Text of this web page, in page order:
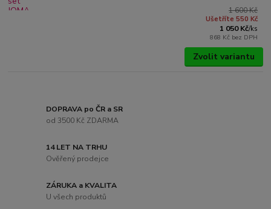
1 600 Kč
Ušetříte 550 Kč
1 050 Kč/ks
868 Kč bez DPH
Zvolit variantu
DOPRAVA po ČR a SR
od 3500 Kč ZDARMA
14 LET NA TRHU
Ověřený prodejce
ZÁRUKA a KVALITA
U všech produktů